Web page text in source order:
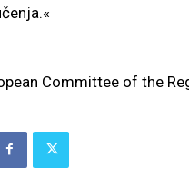
Committee of the